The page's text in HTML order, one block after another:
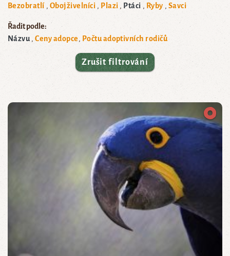
Bezobratlí
Obojživelníci Plazi Ptáci Ryby Savci
Řadit podle:
Názvu
Ceny adopce Počtu adoptivních rodičů
Zrušit filtrování